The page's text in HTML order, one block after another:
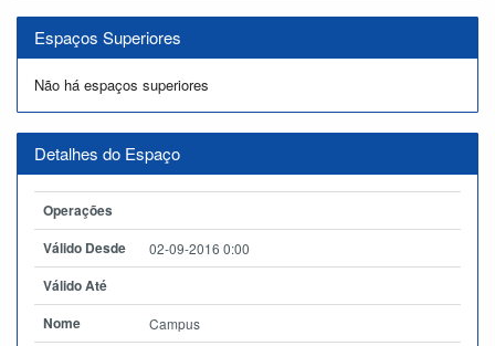
Espaços Superiores
Não há espaços superiores
Detalhes do Espaço
Operações
Válido Desde
02-09-2016 0:00
Válido Até
Nome
Campus